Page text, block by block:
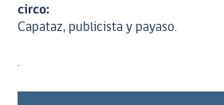
circo:
Capataz, publicista y payaso.
.